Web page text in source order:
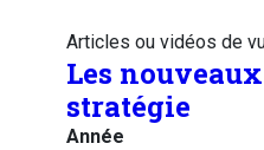
Articles ou vidéos de
Les
stratégie
Année